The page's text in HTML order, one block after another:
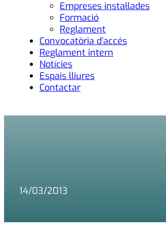
Empreses instal·lades
Formació
Reglament
Convocatòria d’accés
Reglament intern
Notícies
Espais lliures
Contactar
14/03/2013